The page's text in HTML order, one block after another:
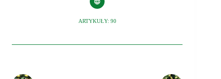
ARTYKUŁY: 90